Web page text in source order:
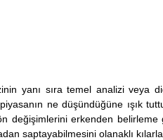
yanı sıra temel analizi veya
ne düşündüğüne ışık
değişimlerini erkenden belirleme
saptayabilmesini olanaklı